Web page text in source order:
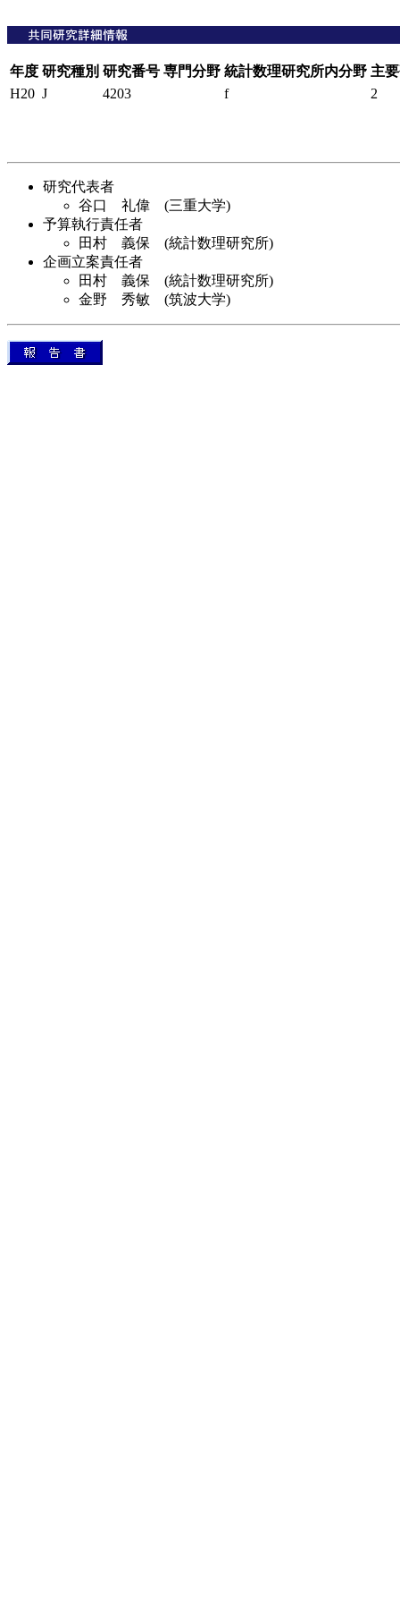
年度 研究種別 研究番号 専門分野 統計数理研究所内分野 主
H20 J 4203 f 2
研究代表者
谷口 礼偉 (三重大学)
予算執行責任者
田村 義保 (統計数理研究所)
企画立案責任者
田村 義保 (統計数理研究所)
金野 秀敏 (筑波大学)